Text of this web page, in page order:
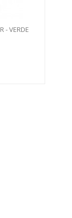
- VERDE